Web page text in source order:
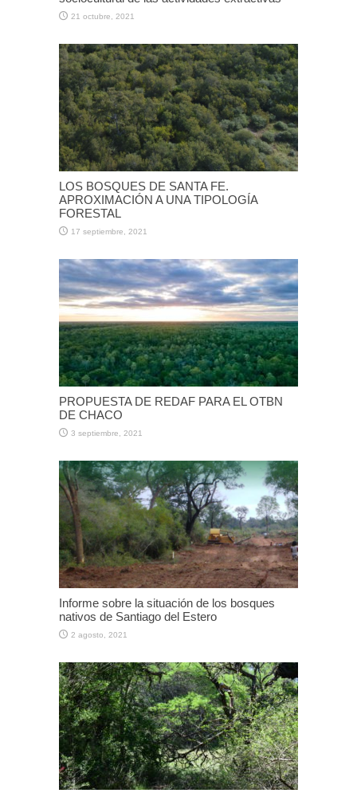
21 octubre, 2021
LOS BOSQUES DE SANTA FE.
APROXIMACIÓN A UNA TIPOLOGÍA
FORESTAL
17 septiembre, 2021
PROPUESTA DE REDAF PARA EL OTBN
DE CHACO
3 septiembre, 2021
Informe sobre la situación de los bosques
nativos de Santiago del Estero
2 agosto, 2021